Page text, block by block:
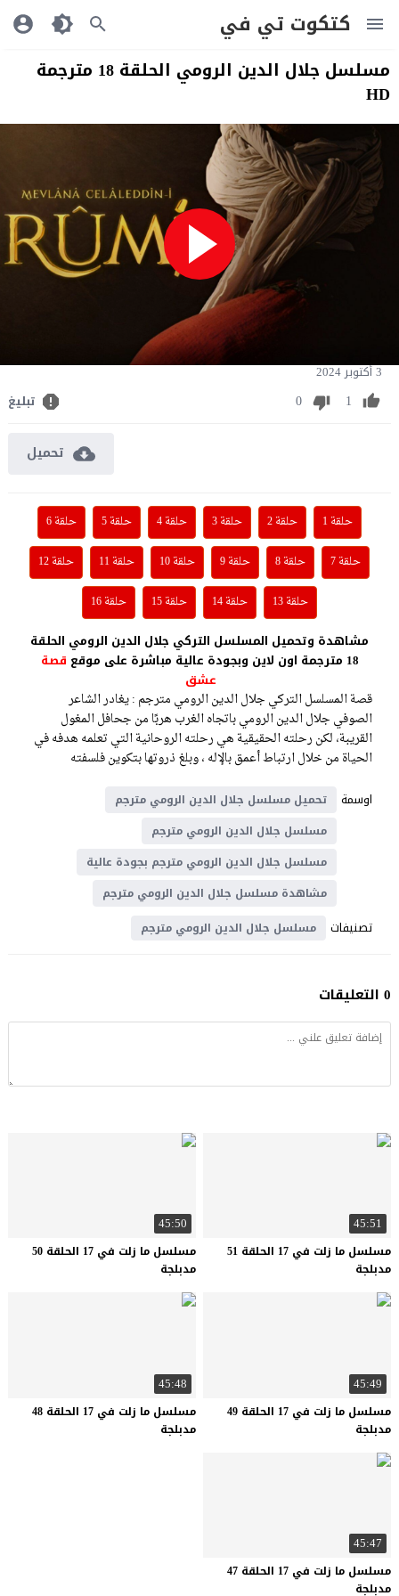
كتكوت تي في
مسلسل جلال الدين الرومي الحلقة 18 مترجمة
HD
3 أكتوبر 2024
1
0 تبليغ
تحميل
حلقة 1 حلقة 2 حلقة 3 حلقة 4 حلقة 5 حلقة 6
حلقة 7 حلقة 8 حلقة 9 حلقة 10 حلقة 11 حلقة 12
حلقة 13 حلقة 14 حلقة 15 حلقة 16
مشاهدة وتحميل المسلسل التركي جلال الدين الرومي الحلقة
18 مترجمة اون لاين وبجودة عالية مباشرة على موقع
قصة
عشق
قصة المسلسل التركي جلال الدين الرومي مترجم : يغادر الشاعر
الصوفي جلال الدين الرومي باتجاه الغرب هربًا من جحافل المغول
القريبة، لكن رحلته الحقيقية هي رحلته الروحانية التي تعلمه هدفه في
الحياة من خلال ارتباط أعمق بالإله ، وبلغ ذروتها بتكوين فلسفته
اوسمة
تحميل مسلسل جلال الدين الرومي مترجم
مسلسل جلال الدين الرومي مترجم
مسلسل جلال الدين الرومي مترجم بجودة عالية
مشاهدة مسلسل جلال الدين الرومي مترجم
تصنيفات مسلسل جلال الدين الرومي مترجم
0 التعليقات
45:51
مسلسل ما زلت في 17 الحلقة 51
مدبلجة
45:50
مسلسل ما زلت في 17 الحلقة 50
مدبلجة
45:49
مسلسل ما زلت في 17 الحلقة 49
مدبلجة
45:48
مسلسل ما زلت في 17 الحلقة 48
مدبلجة
45:47
مسلسل ما زلت في 17 الحلقة 47
مدبلجة